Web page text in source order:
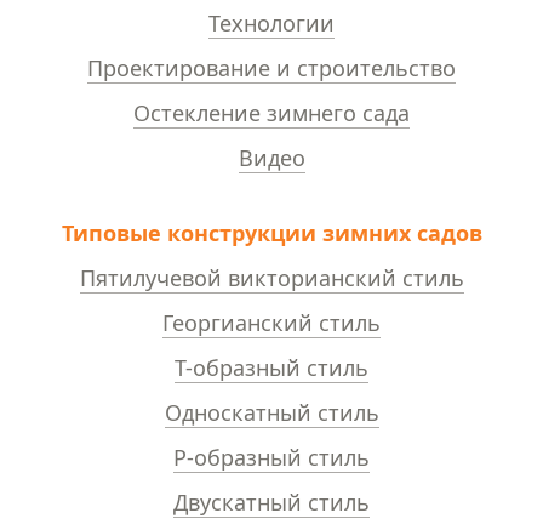
Технологии
Проектирование и строительство
Остекление зимнего сада
Видео
Типовые конструкции зимних садов
Пятилучевой викторианский стиль
Георгианский стиль
Т-образный стиль
Односкатный стиль
Р-образный стиль
Двускатный стиль